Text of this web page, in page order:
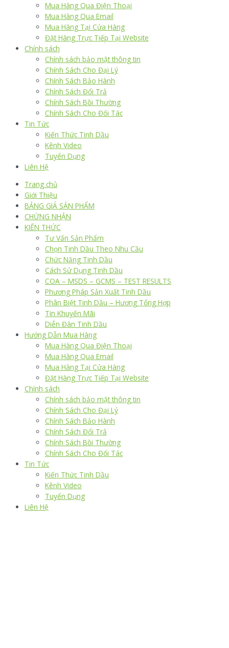
Mua Hàng Qua Điện Thoại
Mua Hàng Qua Email
Mua Hàng Tại Cửa Hàng
Đặt Hàng Trực Tiếp Tại Website
Chính sách
Chính sách bảo mật thông tin
Chính Sách Cho Đại Lý
Chính Sách Bảo Hành
Chính Sách Đổi Trả
Chính Sách Bồi Thường
Chính Sách Cho Đối Tác
Tin Tức
Kiến Thức Tinh Dầu
Kênh Video
Tuyển Dụng
Liên Hệ
Trang chủ
Giới Thiệu
BẢNG GIÁ SẢN PHẨM
CHỨNG NHẬN
KIẾN THỨC
Tư Vấn Sản Phẩm
Chọn Tinh Dầu Theo Nhu Cầu
Chức Năng Tinh Dầu
Cách Sử Dụng Tinh Dầu
COA – MSDS – GCMS – TEST RESULTS
Phương Pháp Sản Xuất Tinh Dầu
Phân Biệt Tinh Dầu – Hương Tổng Hợp
Tin Khuyến Mãi
Diễn Đàn Tinh Dầu
Hướng Dẫn Mua Hàng
Mua Hàng Qua Điện Thoại
Mua Hàng Qua Email
Mua Hàng Tại Cửa Hàng
Đặt Hàng Trực Tiếp Tại Website
Chính sách
Chính sách bảo mật thông tin
Chính Sách Cho Đại Lý
Chính Sách Bảo Hành
Chính Sách Đổi Trả
Chính Sách Bồi Thường
Chính Sách Cho Đối Tác
Tin Tức
Kiến Thức Tinh Dầu
Kênh Video
Tuyển Dụng
Liên Hệ